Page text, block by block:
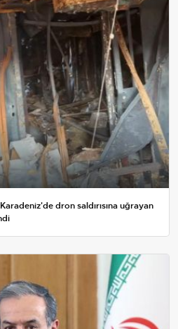
dron saldırısına uğrayan